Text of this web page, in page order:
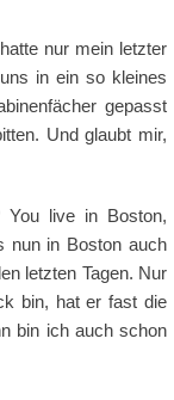
nur mein letzter
in ein so kleines
gepasst
Und glaubt mir,
live in Boston,
nun in Boston auch
letzten Tagen. Nur
bin, hat er fast die
bin ich auch schon